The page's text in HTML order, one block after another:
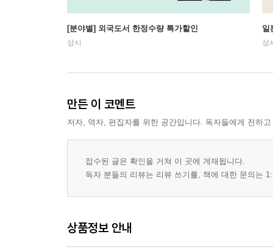
[분야별] 외국도서 한정수량 특가할인
상시
일
상
만든 이 코멘트
저자, 역자, 편집자를 위한 공간입니다. 독자들에게 전하
접수된 글은 확인을 거쳐 이 곳에 게재됩니다.
독자 분들의 리뷰는 리뷰 쓰기를, 책에 대한 문의는
상품정보 안내